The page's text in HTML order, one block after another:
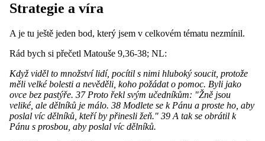
Strategie a víra
A je tu ještě jeden bod, který jsem v celkovém tématu nezmínil.
Rád bych si přečetl Matouše 9,36-38; NL:
Když viděl to množství lidí, pocítil s nimi hluboký soucit, protože
měli velké bolesti a nevěděli, koho požádat o pomoc. Byli jako
ovce bez pastýře. 37 Proto řekl svým učedníkům: "Žně jsou
veliké, ale dělníků je málo. 38 Modlete se k Pánu a proste ho, aby
poslal víc dělníků, kteří by přinesli žeň." 39 A tak se obrátil k
Pánu s prosbou, aby poslal víc dělníků.